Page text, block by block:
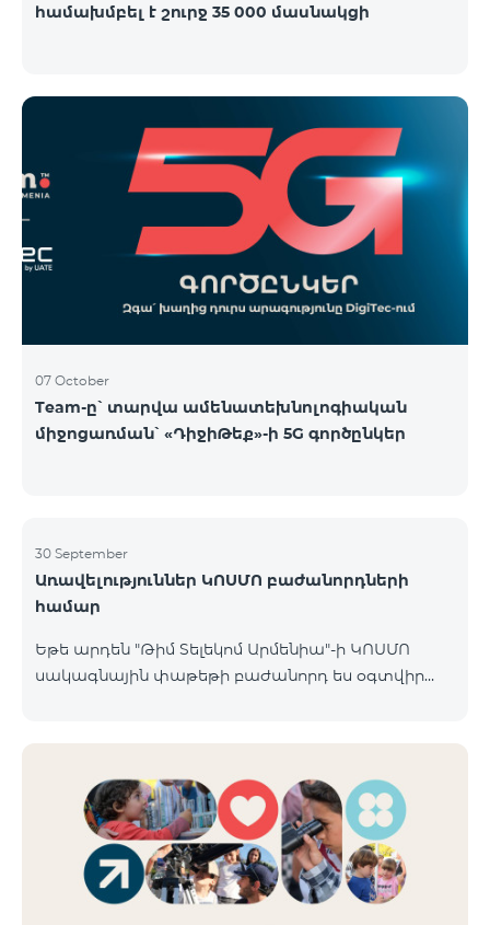
համախմբել է շուրջ 35 000 մասնակցի
07 October
Team-ը՝ տարվա ամենատեխնոլոգիական
միջոցառման՝ «ԴիջիԹեք»-ի 5G գործընկեր
30 September
Առավելություններ ԿՈՍՄՈ բաժանորդների
համար
Եթե արդեն "Թիմ Տելեկոմ Արմենիա"-ի ԿՈՍՄՈ
սակագնային փաթեթի բաժանորդ ես օգտվիր
մեկ հպումով ու անսպառ ինտերնետով Smart
Place-ի Aqara սարքավորումներով։ ԿՈՍՄՈ
ծառայությունների փաթեթների գործող բոլոր
բաժանորդները ունեն հնարավորություն ձեռք
բերելու Aqara ապրանքանիշի խելացի
սարքավորումները հատուկ պայմաններով։